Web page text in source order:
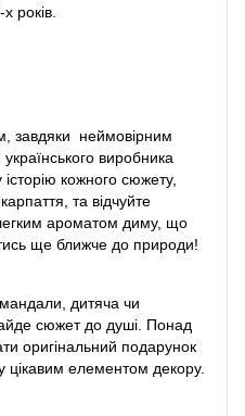
років.
завдяки неймовірним
виробника
кожного сюжету,
та відчуйте
ароматом диму, що
ще ближче до природи!
дитяча чи
сюжет до душі. Понад
оригінальний подарунок
цікавим елементом декору.